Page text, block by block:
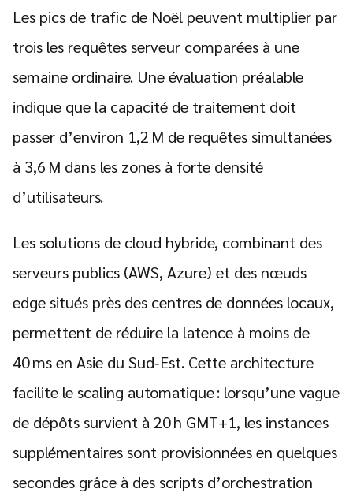
Les pics de trafic de Noël peuvent multiplier par
trois les requêtes serveur comparées à une
semaine ordinaire. Une évaluation préalable
indique que la capacité de traitement doit
passer d’environ 1,2 M de requêtes simultanées
à 3,6 M dans les zones à forte densité
d’utilisateurs.
Les solutions de cloud hybride, combinant des
serveurs publics (AWS, Azure) et des nœuds
edge situés près des centres de données locaux,
permettent de réduire la latence à moins de
40 ms en Asie du Sud‑Est. Cette architecture
facilite le scaling automatique : lorsqu’une vague
de dépôts survient à 20 h GMT+1, les instances
supplémentaires sont provisionnées en quelques
secondes grâce à des scripts d’orchestration
Search